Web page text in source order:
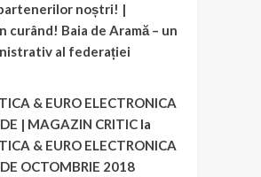
noștri! |
curând! Baia de Aramă – un
al federației
& EURO ELECTRONICA
| MAGAZIN CRITICla
& EURO ELECTRONICA
OCTOMBRIE 2018